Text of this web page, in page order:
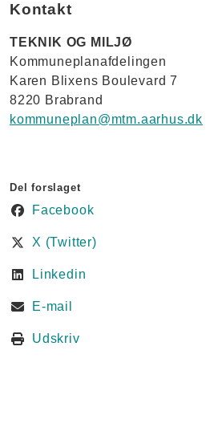
Kontakt
TEKNIK OG MILJØ
Kommuneplanafdelingen
Karen Blixens Boulevard 7
8220 Brabrand
kommuneplan@mtm.aarhus.dk
Del forslaget
Facebook
X (Twitter)
Linkedin
E-mail
Udskriv